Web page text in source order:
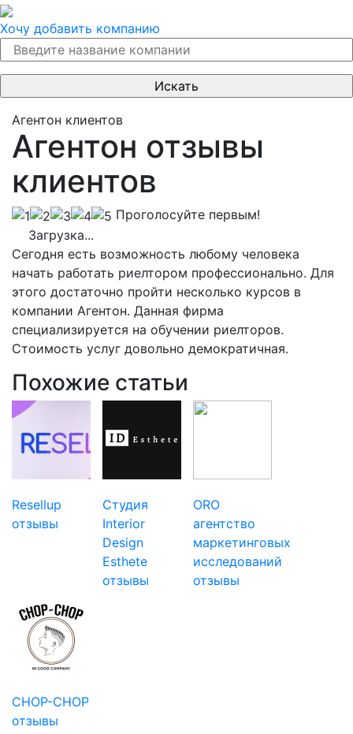
Хочу добавить компанию
Агентон клиентов
Агентон отзывы
клиентов
Проголосуйте первым!
Загрузка...
Сегодня есть возможность любому человека
начать работать риелтором профессионально. Для
этого достаточно пройти несколько курсов в
компании Агентон. Данная фирма
специализируется на обучении риелторов.
Стоимость услуг довольно демократичная.
Похожие статьи
Resellup
отзывы
Студия
Interior
Design
Esthete
отзывы
ORO
агентство
маркетинговых
исследований
отзывы
CHOP-CHOP
отзывы